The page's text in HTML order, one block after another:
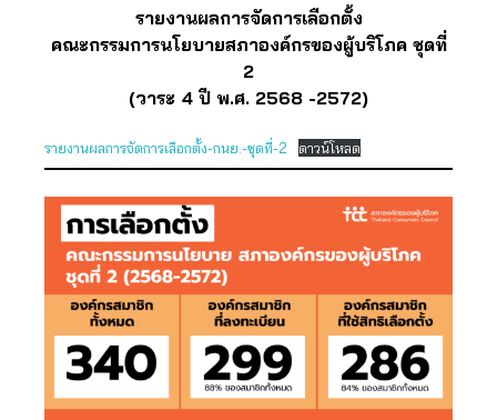
รายงานผลการจัดการเลือกตั้ง
คณะกรรมการนโยบายสภาองค์กรของผู้บริโภค ชุดที่
2
(วาระ 4 ปี พ.ศ. 2568 -2572)
รายงานผลการจัดการเลือกตั้ง-กนย.-ชุดที่-2 ดาวน์โหลด